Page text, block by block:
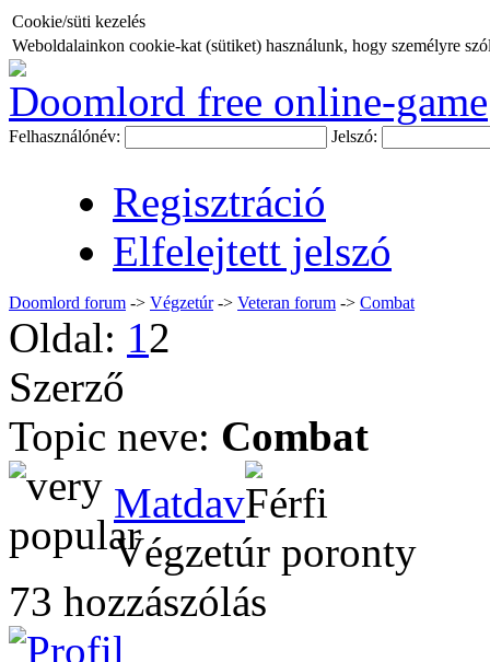
Cookie/süti kezelés
Weboldalainkon cookie-kat (sütiket) használunk, hogy személyre
Doomlord free online-game
Felhasználónév: Jelszó:
Regisztráció
Elfelejtett jelszó
Doomlord forum -> Végzetúr-> Veteran forum -> Combat
Oldal: 12
Szerző
Topic neve: Combat
Matdav
Végzetúr poronty
73 hozzászólás